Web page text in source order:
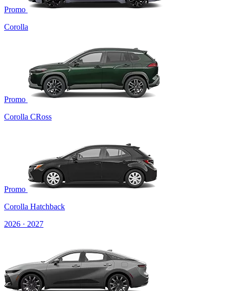
Promo
Corolla
Promo
Corolla CRoss
Promo
Corolla Hatchback
2026 · 2027